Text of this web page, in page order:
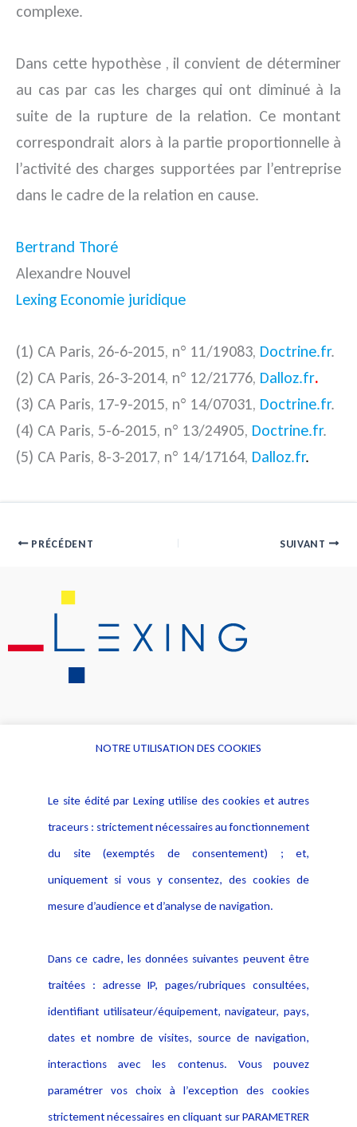
complexe.
Dans cette hypothèse , il convient de déterminer
au cas par cas les charges qui ont diminué à la
suite de la rupture de la relation. Ce montant
correspondrait alors à la partie proportionnelle à
l’activité des charges supportées par l’entreprise
dans le cadre de la relation en cause.
Bertrand Thoré
Alexandre Nouvel
Lexing Economie juridique
(1) CA Paris, 26-6-2015, n° 11/19083, Doctrine.fr.
(2) CA Paris, 26-3-2014, n° 12/21776, Dalloz.fr.
(3) CA Paris, 17-9-2015, n° 14/07031, Doctrine.fr.
(4) CA Paris, 5-6-2015, n° 13/24905, Doctrine.fr.
(5) CA Paris, 8-3-2017, n° 14/17164, Dalloz.fr.
PRÉCÉDENT SUIVANT
Alerte professionnelle
Déclaration d'accessibilité
Notice Légale
Politique de protection des
données
Publications
NOTRE UTILISATION DES COOKIES
Le site édité par Lexing utilise des cookies et autres
traceurs : strictement nécessaires au fonctionnement
du site (exemptés de consentement) ; et,
uniquement si vous y consentez, des cookies de
mesure d’audience et d’analyse de navigation.
Dans ce cadre, les données suivantes peuvent être
traitées : adresse IP, pages/rubriques consultées,
identifiant utilisateur/équipement, navigateur, pays,
dates et nombre de visites, source de navigation,
interactions avec les contenus. Vous pouvez
paramétrer vos choix à l’exception des cookies
strictement nécessaires en cliquant sur PARAMETRER